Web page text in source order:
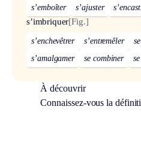
s’emboîter s’ajuster
s’imbriquer[Fig.]
s’enchevêtrer s’entremêler
s’amalgamer
se combiner
À découvrir
Connaissez-vous la